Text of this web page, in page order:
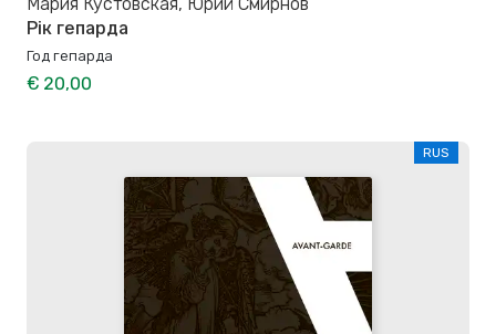
Рік гепарда
Год гепарда
€ 20,00
RUS